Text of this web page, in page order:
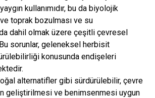
kullanımıdır, bu da biyolojik
toprak bozulması ve su
dahil olmak üzere çeşitli çevresel
sorunlar, geleneksel herbisit
konusunda endişeleri
alternatifler gibi sürdürülebilir, çevre
geliştirilmesi ve benimsenmesi uygun